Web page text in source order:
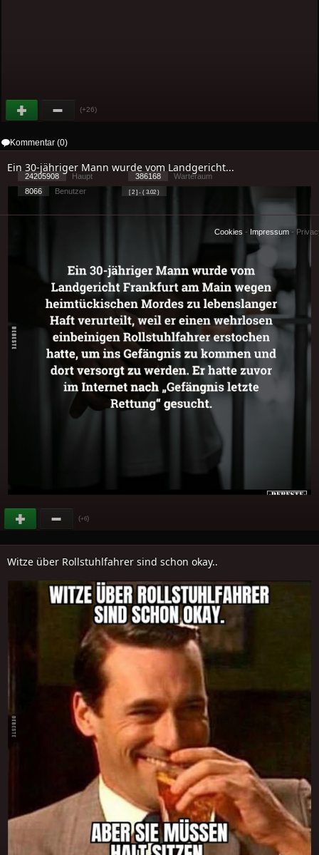
(+26)
Kommentar (0)
Ein 30-jähriger Mann wurde vom Landgericht...
(+6)
Witze über Rollstuhlfahrer sind schon okay..
24205908 Haupt 386168
Warteraum
8066
Benutzer [ 2 ] - ( 3.02 )
Cookies - Impressum -